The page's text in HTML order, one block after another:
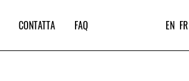
CONTATTA FAQ EN FR